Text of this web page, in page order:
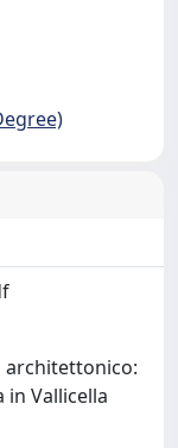
architettonico:
in Vallicella